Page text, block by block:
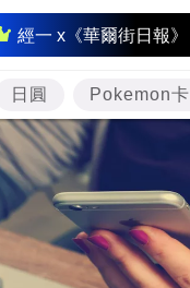
經一 x《華爾街日報》
即
時
財
經
專
題
投
資
日圓 Pokemon卡